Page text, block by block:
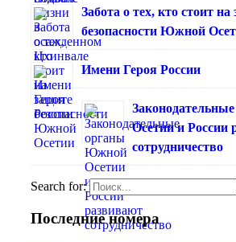
Забота о тех, кто стоит на
безопасности Южной
Имени Героя России
Осетии и России
сотрудничество
Search for:
Последние номера